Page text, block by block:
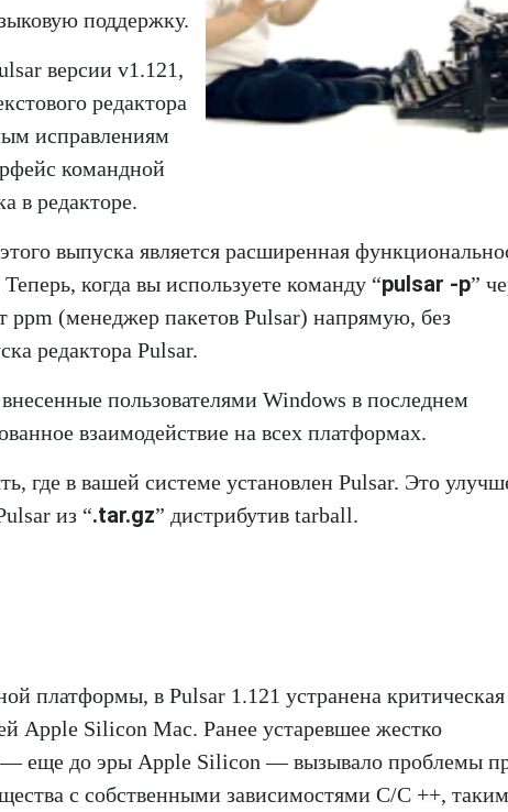
поддержку.
версии v1.121,
редактора
исправлениям
командной
в редакторе.
выпуска является расширенная
когда вы используете команду “pulsar -p”
ppm (менеджер пакетов Pulsar) напрямую, без
редактора Pulsar.
пользователями Windows в последнем
взаимодействие на всех платформах.
где в вашей системе установлен Pulsar. Это
из “.tar.gz” дистрибутив tarball.
платформы, в Pulsar 1.121 устранена критическая
Apple Silicon Mac. Ранее устаревшее жестко
— еще до эры Apple Silicon — вызывало проблемы
с собственными зависимостями C/C ++,